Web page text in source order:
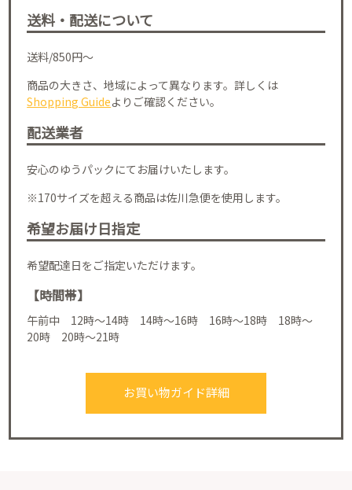
送料・配送について
送料/850円～
商品の大きさ、地域によって異なります。詳しくは
Shopping Guideよりご確認ください。
配送業者
安心のゆうパックにてお届けいたします。
※170サイズを超える商品は佐川急便を使用します。
希望お届け日指定
希望配達日をご指定いただけます。
【時間帯】
午前中 12時～14時 14時～16時 16時～18時 18時～
20時 20時～21時
お買い物ガイド詳細